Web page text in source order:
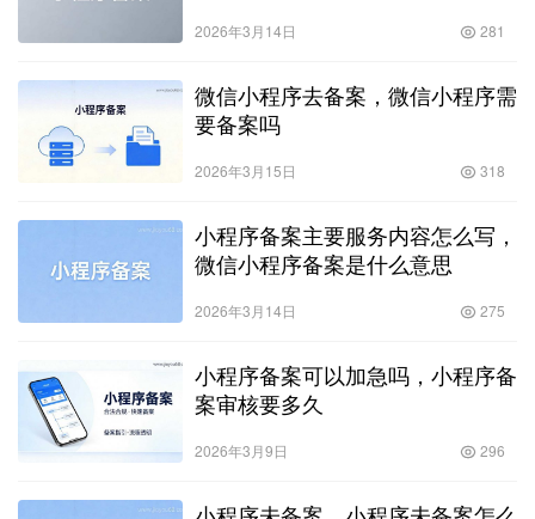
2026年3月14日 281
微信小程序去备案，微信小程序需
要备案吗
2026年3月15日 318
小程序备案主要服务内容怎么写，
微信小程序备案是什么意思
2026年3月14日 275
小程序备案可以加急吗，小程序备
案审核要多久
2026年3月9日 296